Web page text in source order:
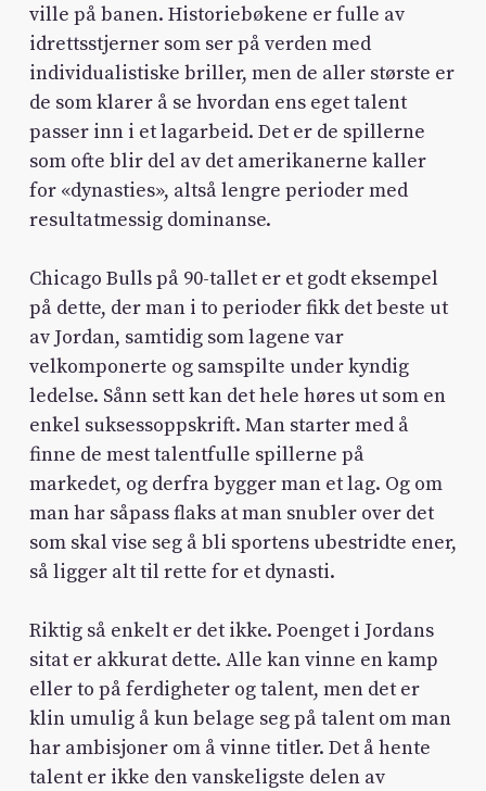
ville på banen. Historiebøkene er fulle av
idrettsstjerner som ser på verden med
individualistiske briller, men de aller største er
de som klarer å se hvordan ens eget talent
passer inn i et lagarbeid. Det er de spillerne
som ofte blir del av det amerikanerne kaller
for «dynasties», altså lengre perioder med
resultatmessig dominanse.
Chicago Bulls på 90-tallet er et godt eksempel
på dette, der man i to perioder fikk det beste ut
av Jordan, samtidig som lagene var
velkomponerte og samspilte under kyndig
ledelse. Sånn sett kan det hele høres ut som en
enkel suksessoppskrift. Man starter med å
finne de mest talentfulle spillerne på
markedet, og derfra bygger man et lag. Og om
man har såpass flaks at man snubler over det
som skal vise seg å bli sportens ubestridte ener,
så ligger alt til rette for et dynasti.
Riktig så enkelt er det ikke. Poenget i Jordans
sitat er akkurat dette. Alle kan vinne en kamp
eller to på ferdigheter og talent, men det er
klin umulig å kun belage seg på talent om man
har ambisjoner om å vinne titler. Det å hente
talent er ikke den vanskeligste delen av